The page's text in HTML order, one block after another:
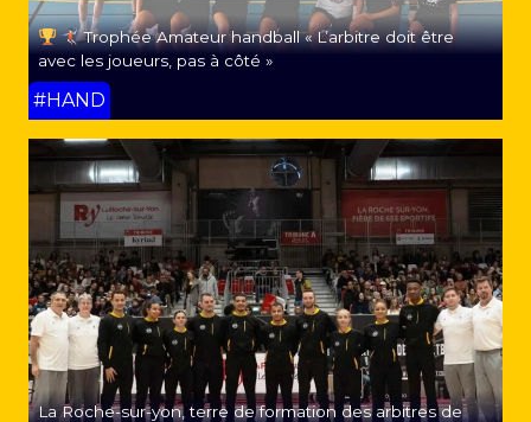
Trophée Amateur handball « L’arbitre doit être
avec les joueurs, pas à côté »
#HAND
La Roche-sur-yon, terre de formation des arbitres de